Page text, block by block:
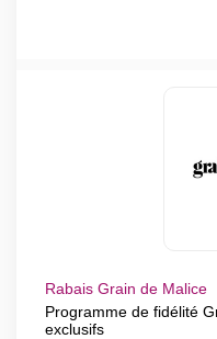
Rabais Grain de Malice
Programme de fidélité
exclusifs